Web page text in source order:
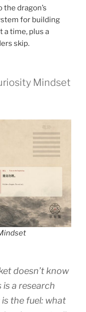
dragon’s
for building
a time, plus a
skip.
Mindset
doesn’t know
is a research
the fuel: what